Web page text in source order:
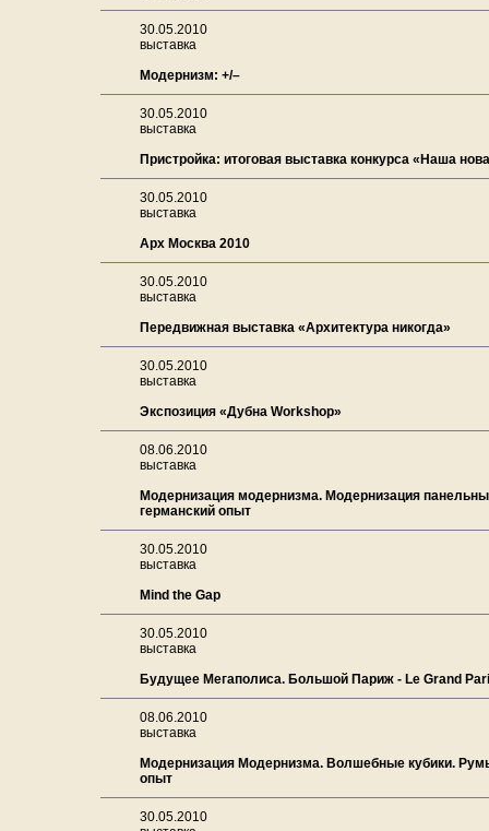
30.05.2010
выставка
Модернизм: +/–
30.05.2010
выставка
Пристройка: итоговая выставка конкурса «Наша
30.05.2010
выставка
Арх Москва 2010
30.05.2010
выставка
Передвижная выставка «Архитектура никогда»
30.05.2010
выставка
Экспозиция «Дубна Workshop»
08.06.2010
выставка
Модернизация модернизма. Модернизация
германский опыт
30.05.2010
выставка
Mind the Gap
30.05.2010
выставка
Будущее Мегаполиса. Большой Париж - Le Grand
08.06.2010
выставка
Модернизация Модернизма. Волшебные кубики.
опыт
30.05.2010